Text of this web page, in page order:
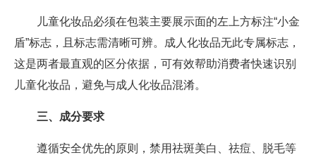
儿童化妆品必须在包装主要展示面的左上方标注“小金
盾”标志，且标志需清晰可辨。成人化妆品无此专属标志，
这是两者最直观的区分依据，可有效帮助消费者快速识别
儿童化妆品，避免与成人化妆品混淆。
三、成分要求
遵循安全优先的原则，禁用祛斑美白、祛痘、脱毛等